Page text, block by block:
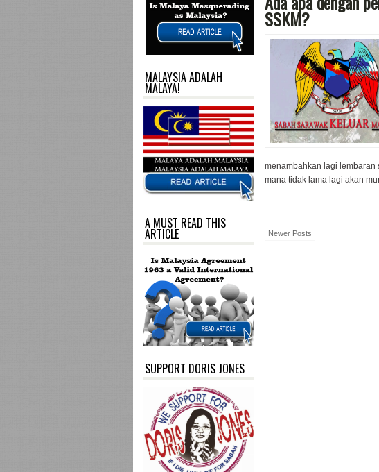
MALAYSIA ADALAH
MALAYA!
A MUST READ THIS
ARTICLE
SUPPORT DORIS JONES
SSKM?
menambahkan lagi lembaran
mana tidak lama lagi akan
Newer Posts